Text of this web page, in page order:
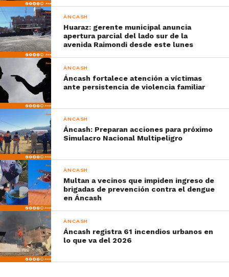
ÁNCASH
Huaraz: gerente municipal anuncia
apertura parcial del lado sur de la
avenida Raimondi desde este lunes
ÁNCASH
Áncash fortalece atención a víctimas
ante persistencia de violencia familiar
ÁNCASH
Áncash: Preparan acciones para próximo
Simulacro Nacional Multipeligro
ÁNCASH
Multan a vecinos que impiden ingreso de
brigadas de prevención contra el dengue
en Áncash
ÁNCASH
Áncash registra 61 incendios urbanos en
lo que va del 2026